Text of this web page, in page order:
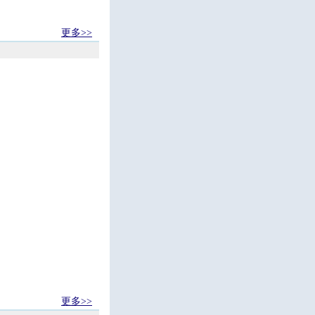
更多>>
更多>>